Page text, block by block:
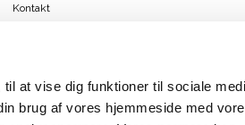
at vise dig funktioner til sociale
brug af vores hjemmeside med
Kontakt